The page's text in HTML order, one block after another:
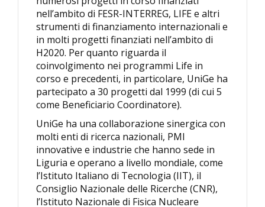
nell’ambito di FESR-INTERREG, LIFE e altri
strumenti di finanziamento internazionali e
in molti progetti finanziati nell’ambito di
H2020. Per quanto riguarda il
coinvolgimento nei programmi Life in
corso e precedenti, in particolare, UniGe ha
partecipato a 30 progetti dal 1999 (di cui 5
come Beneficiario Coordinatore).
UniGe ha una collaborazione sinergica con
molti enti di ricerca nazionali, PMI
innovative e industrie che hanno sede in
Liguria e operano a livello mondiale, come
l’Istituto Italiano di Tecnologia (IIT), il
Consiglio Nazionale delle Ricerche (CNR),
l’Istituto Nazionale di Fisica Nucleare